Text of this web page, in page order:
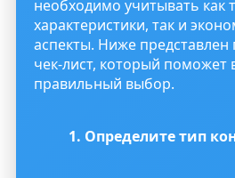
необходимо учитывать как
характеристики, так и
аспекты. Ниже представлен
чек-лист, который поможет
правильный выбор.
1. Определите тип